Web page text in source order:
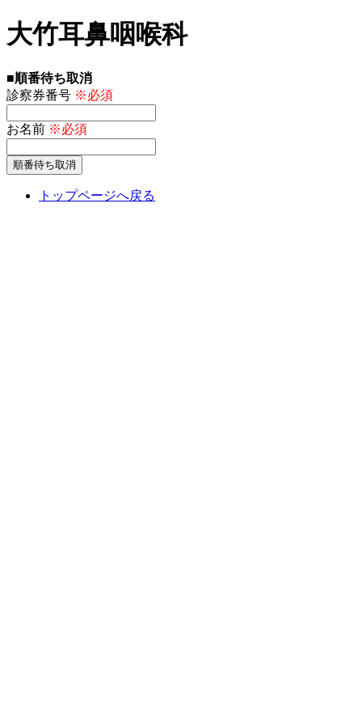
大竹耳鼻咽喉科
■順番待ち取消
診察券番号 ※必須
お名前 ※必須
トップページへ戻る